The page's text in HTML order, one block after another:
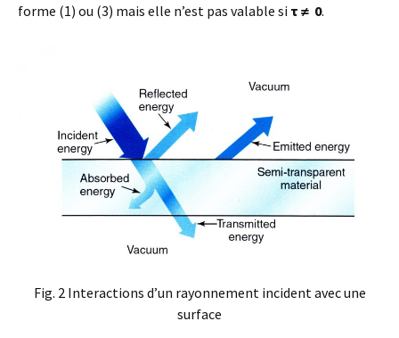
forme (1) ou (3) mais elle n’est pas valable si τ ≠ 0.
Fig. 2 Interactions d’un rayonnement incident avec une
surface